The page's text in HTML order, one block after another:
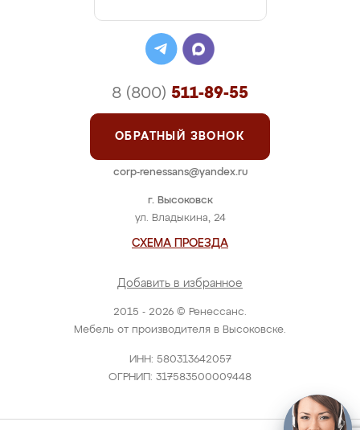
2015 - 2026 © Ренессанс.
Мебель от производителя в Высоковске.
ИНН: 580313642057
ОГРНИП: 317583500009448
г. Высоковск
ул. Владыкина, 24
СХЕМА ПРОЕЗДА
Добавить в избранное
8 (800) 511-89-55
ОБРАТНЫЙ ЗВОНОК
corp-renessans@yandex.ru